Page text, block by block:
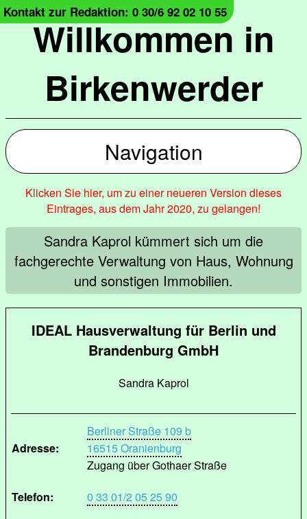
Willkommen in
Birkenwerder
Kontakt zur Redaktion: 0 30/6 92 02 10 55
Navigation
Klicken Sie hier, um zu einer neueren Version dieses
Eintrages, aus dem Jahr 2020, zu gelangen!
Sandra Kaprol kümmert sich um die
fachgerechte Verwaltung von Haus, Wohnung
und sonstigen Immobilien.
IDEAL Hausverwaltung für Berlin und
Brandenburg GmbH
Sandra Kaprol
Adresse:
Berliner Straße 109 b
16515 Oranienburg
Zugang über Gothaer Straße
Telefon:
0 33 01/2 05 25 90